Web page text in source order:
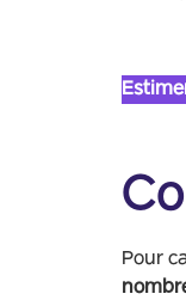
Pour